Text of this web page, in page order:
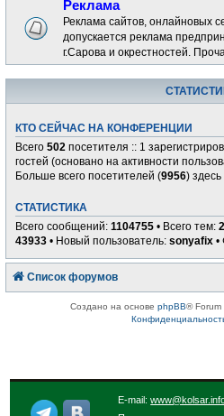
Реклама
Реклама сайтов, онлайновых
допускается реклама
г.Сарова и окрестностей.
КТО СЕЙЧАС НА КОНФЕРЕНЦИИ
Всего502 посетителя :: 1
гостей (основано на активности
Больше всего посетителей (9956)
СТАТИСТИКА
Всего сообщений:1104755 • Всего тем:
43933 • Новый пользователь:sonyafix
Список форумов
Создано на основе phpBB® Forum
E-mail: